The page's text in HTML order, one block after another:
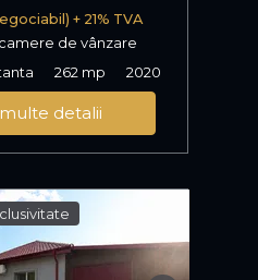
+ 21% TVA
de vânzare
262 mp 2020
detalii